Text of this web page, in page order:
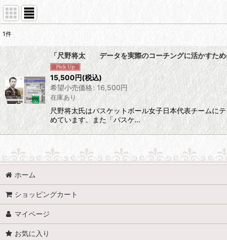
並び順:
1件
「尺野将太 データを実際のコーチングに活かすた
15,500円(税込)
希望小売価格: 16,500円
在庫あり
尺野将太氏はバスケットボール女子日本代表チームに
めています。また「バスケ…
ホーム
ショッピングカート
マイページ
お気に入り